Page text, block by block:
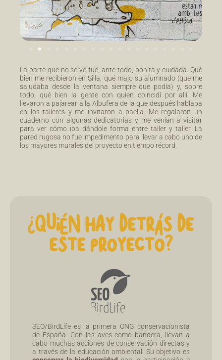
La parte que no se ve fue, ante todo, bonita y cuidada. Qué
bien me recibieron en Silla, qué majo su alumnado (que me
saludaba desde la ventana siempre que podía) y, sobre
todo, qué bien la gente con quien coincidí por allí. Me
llevaron a pajarear a la Albufera de la que después hablaba
en los talleres y me invitaron a paella. Me regalaron un
cuaderno con algunas dedicatorias y me venían a visitar
para ver cómo iba dándole forma entre taller y taller. La
pared rugosa no fue impedimento para llevar a cabo uno de
los mayores murales del proyecto en tiempo récord.
¿QUIÉN HAY DETRÁS DE
ESTE PROYECTO?
SEO/BirdLife es la primera ONG conservacionista
de España. Con las aves como bandera, llevan a
cabo muchas acciones de conservación directas y
a través de la educación ambiental. Su objetivo es